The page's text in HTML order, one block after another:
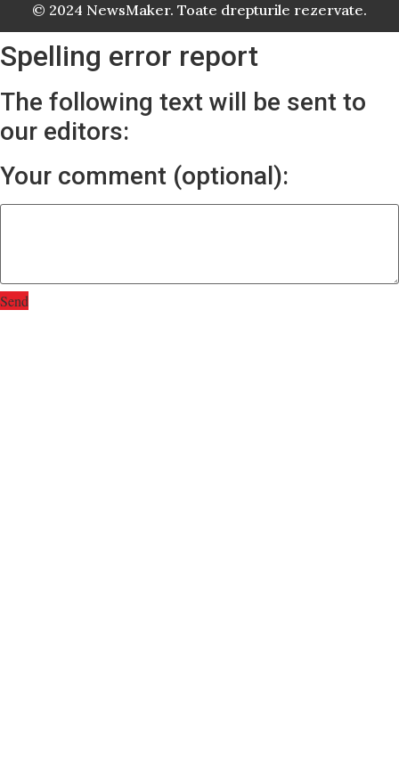
© 2024 NewsMaker. Toate drepturile rezervate.
Spelling error report
The following text will be sent to
our editors:
Your comment (optional):
Send